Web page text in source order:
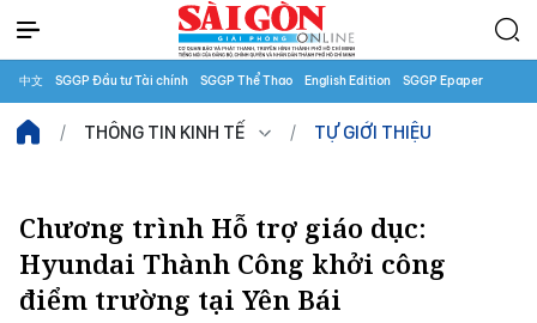
中文 SGGP Đầu tư Tài chính SGGP Thể Thao English Edition SGGP Epaper
THÔNG TIN KINH TẾ TỰ GIỚI THIỆU
Chương trình Hỗ trợ giáo dục:
Hyundai Thành Công khởi công
điểm trường tại Yên Bái